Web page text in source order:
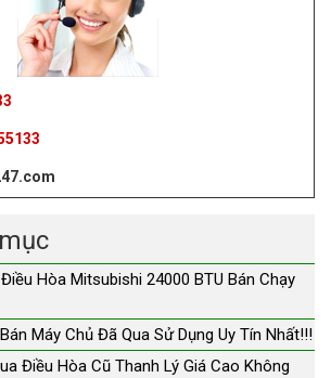
Hòa Mitsubishi 24000 BTU Bán Chạy
Máy Chủ Đã Qua Sử Dụng Uy Tín Nhất!!!
Điều Hòa Cũ Thanh Lý Giá Cao Không